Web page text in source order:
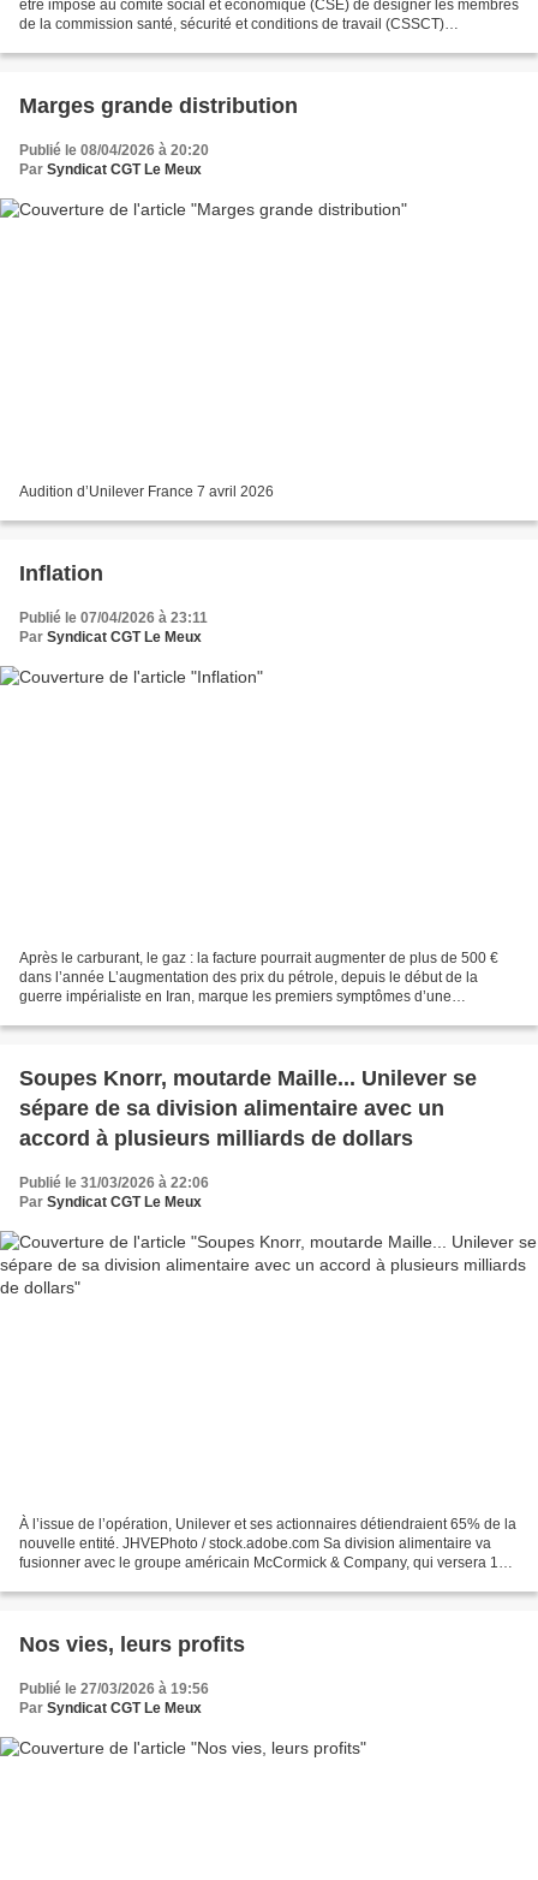
être imposé au comité social et économique (CSE) de désigner les membres
de la commission santé, sécurité et conditions de travail (CSSCT)
Marges grande distribution
Publié le 08/04/2026 à 20:20
Par Syndicat CGT Le Meux
Audition d’Unilever France 7 avril 2026
Inflation
Publié le 07/04/2026 à 23:11
Par Syndicat CGT Le Meux
Après le carburant, le gaz : la facture pourrait augmenter de plus de 500 €
dans l’année L’augmentation des prix du pétrole, depuis le début de la
guerre impérialiste en Iran, marque les premiers symptômes d’une
Soupes Knorr, moutarde Maille... Unilever se
sépare de sa division alimentaire avec un
accord à plusieurs milliards de dollars
Publié le 31/03/2026 à 22:06
Par Syndicat CGT Le Meux
À l’issue de l’opération, Unilever et ses actionnaires détiendraient 65% de la
nouvelle entité. JHVEPhoto / stock.adobe.com Sa division alimentaire va
fusionner avec le groupe américain McCormick & Company, qui versera 15,7
Nos vies, leurs profits
Publié le 27/03/2026 à 19:56
Par Syndicat CGT Le Meux